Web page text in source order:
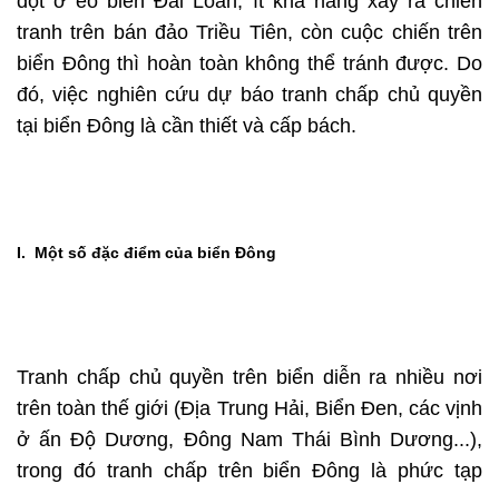
tranh trên bán đảo Triều Tiên, còn cuộc chiến trên
biển Đông thì hoàn toàn không thể tránh được. Do
đó, việc nghiên cứu dự báo tranh chấp chủ quyền
tại biển Đông là cần thiết và cấp bách.
I. Một số đặc điểm của biển Đông
Tranh chấp chủ quyền trên biển diễn ra nhiều nơi
trên toàn thế giới (Địa Trung Hải, Biển Đen, các vịnh
ở ấn Độ Dương, Đông Nam Thái Bình Dương...),
trong đó tranh chấp trên biển Đông là phức tạp